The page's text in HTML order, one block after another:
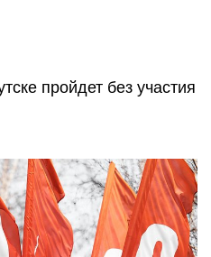
пройдет без участия